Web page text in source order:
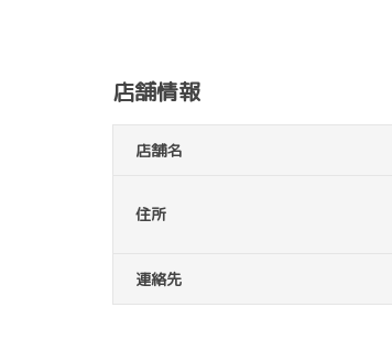
店舗情報
店舗名
住所
連絡先